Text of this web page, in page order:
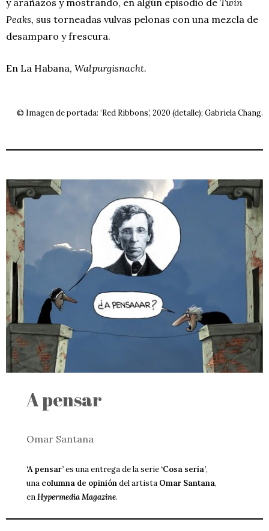
Peaks, sus torneadas vulvas pelonas con una mezcla de
desamparo y frescura.
En La Habana, Walpurgisnacht.
© Imagen de portada: ‘Red Ribbons’, 2020 (detalle); Gabriela Chang.
A pensar
Omar Santana
‘A pensar’es una entrega de la serie ‘Cosa seria’,
una columna de opinióndel artista Omar Santana,
enHypermedia Magazine.